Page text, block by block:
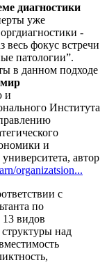
диагностики
уже
-
весь фокус встречи
патологии”.
в данном подходе
и
Института
и
автор
organizatsion...
с
по
видов
над